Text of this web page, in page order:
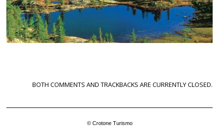
BOTH COMMENTS AND TRACKBACKS ARE CURRENTLY CLOSED.
© Crotone Turismo